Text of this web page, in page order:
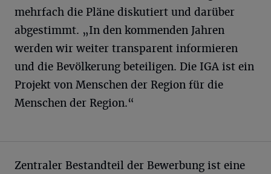
mehrfach die Pläne diskutiert und darüber
abgestimmt. „In den kommenden Jahren
werden wir weiter transparent informieren
und die Bevölkerung beteiligen. Die IGA ist ein
Projekt von Menschen der Region für die
Menschen der Region.“
Zentraler Bestandteil der Bewerbung ist eine